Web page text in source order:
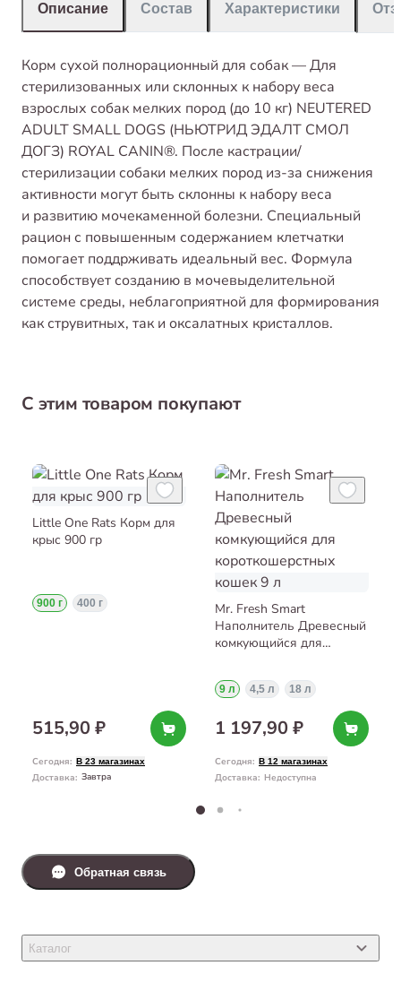
Описание Состав Характеристики
Корм сухой полнорационный для собак — Для
стерилизованных или склонных к набору веса
взрослых собак мелких пород (до 10 кг) NEUTERED
ADULT SMALL DOGS (НЬЮТРИД ЭДАЛТ СМОЛ
ДОГЗ) ROYAL CANIN®. После кастрации/
стерилизации собаки мелких пород из-за снижения
активности могут быть склонны к набору веса
и развитию мочекаменной болезни. Специальный
рацион с повышенным содержанием клетчатки
помогает поддрживать идеальный вес. Формула
способствует созданию в мочевыделительной
системе среды, неблагоприятной для формирования
как струвитных, так и оксалатных кристаллов.
С этим товаром покупают
Little One Rats Корм для
крыс 900 гр
900 г 400 г
515,90 ₽
Сегодня: В 23 магазинах
Доставка: Завтра
Mr. Fresh Smart
Наполнитель Древесный
комкующийся для
9 л
9 л 4,5 л 18 л
1 197,90 ₽
Сегодня: В 12 магазинах
Доставка: Недоступна
Каталог
Обратная связь